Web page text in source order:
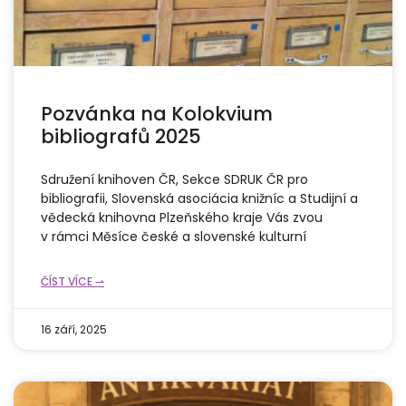
Pozvánka na Kolokvium
bibliografů 2025
Sdružení knihoven ČR, Sekce SDRUK ČR pro
bibliografii, Slovenská asociácia knižníc a Studijní a
vědecká knihovna Plzeňského kraje Vás zvou
v rámci Měsíce české a slovenské kulturní
ČÍST VÍCE ⇀
16 září, 2025